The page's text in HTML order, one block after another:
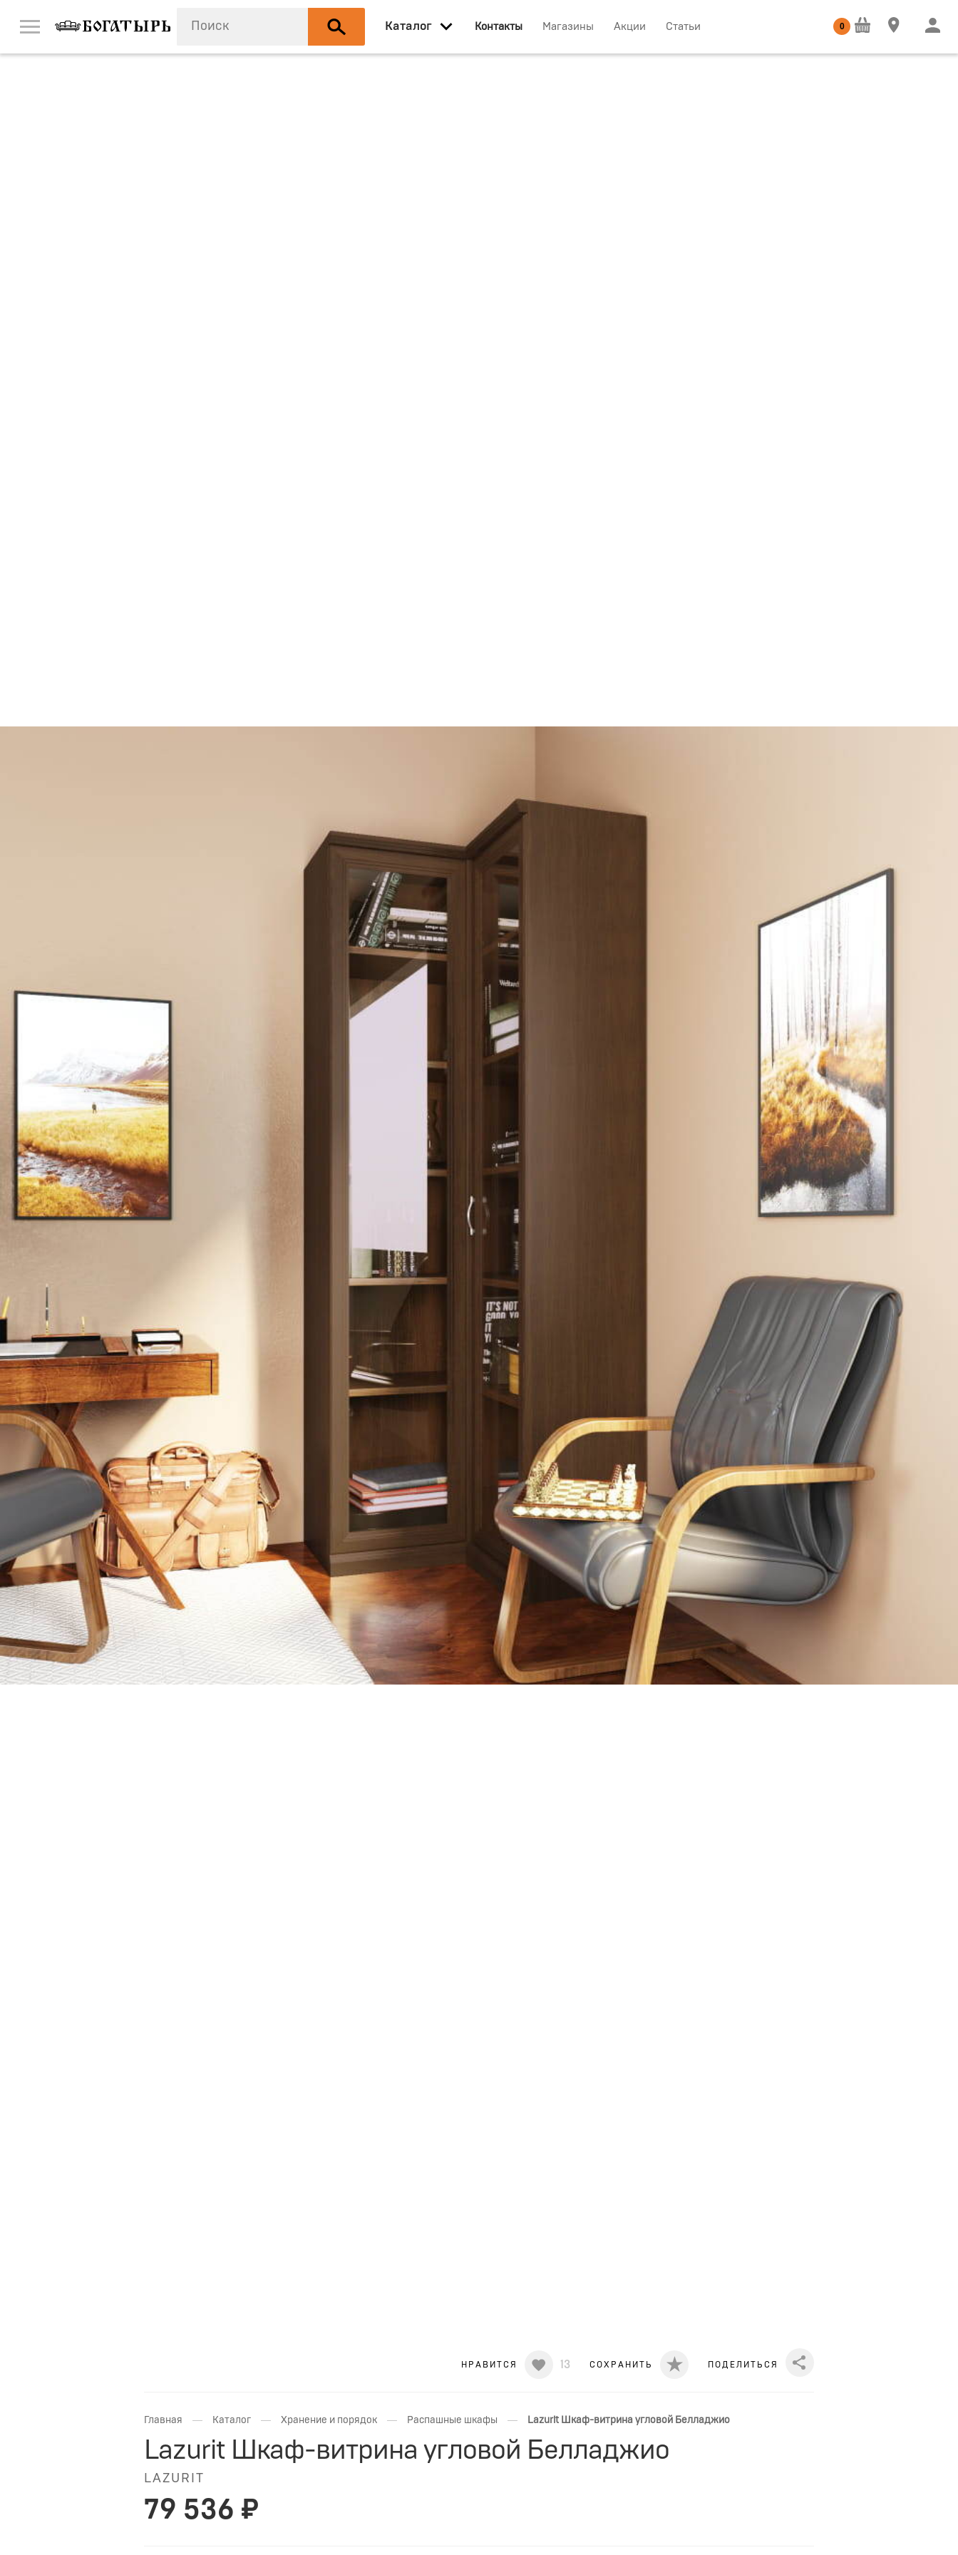
Каталог Контакты Магазины Акции Статьи 0
Share
ПОДЕЛИТЬСЯ
СОХРАНИТЬ
13
НРАВИТСЯ
Главная — Каталог — Хранение и порядок — Распашные шкафы — Lazurit Шкаф-витрина угловой Белладжио
Lazurit Шкаф-витрина угловой Белладжио
LAZURIT
79 536 ₽